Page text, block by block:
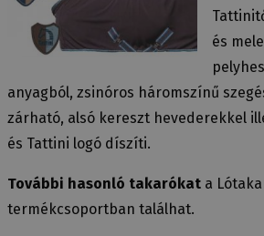
és
anyagból, zsinóros háromszínű
zárható, alsó kereszt hevederekkel
és Tattini logó díszíti.
További hasonló takarókat a
termékcsoportban találhat.